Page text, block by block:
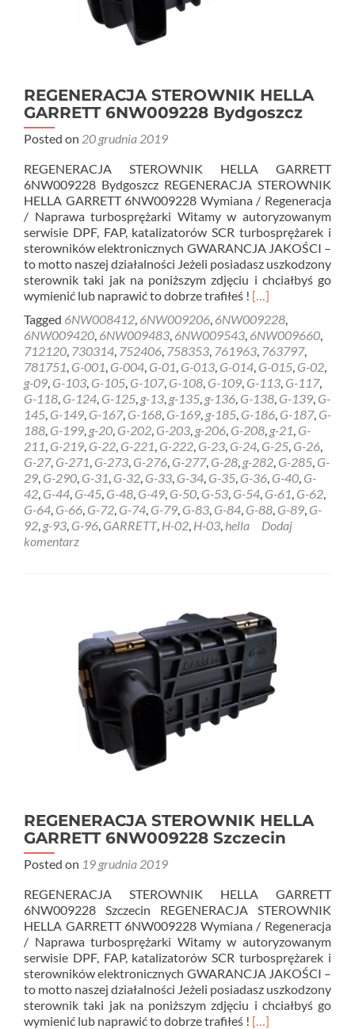
REGENERACJA STEROWNIK HELLA
GARRETT 6NW009228 Bydgoszcz
Posted on 20 grudnia 2019
REGENERACJA STEROWNIK HELLA GARRETT
6NW009228 Bydgoszcz REGENERACJA STEROWNIK
HELLA GARRETT 6NW009228 Wymiana / Regeneracja
/ Naprawa turbosprężarki Witamy w autoryzowanym
serwisie DPF, FAP, katalizatorów SCR turbosprężarek i
sterowników elektronicznych GWARANCJA JAKOŚCI –
to motto naszej działalności Jeżeli posiadasz uszkodzony
sterownik taki jak na poniższym zdjęciu i chciałbyś go
wymienić lub naprawić to dobrze trafiłeś ! Read
about
REGENERACJA
STEROWNIK
HELLA
GARRETT
6NW009228
Bydgoszcz
[…]
Tagged 6NW008412, 6NW009206, 6NW009228,
6NW009420, 6NW009483, 6NW009543, 6NW009660,
712120, 730314, 752406, 758353, 761963, 763797,
781751, G-001, G-004, G-01, G-013, G-014, G-015, G-02,
g-09, G-103, G-105, G-107, G-108, G-109, G-113, G-117,
G-118, G-124, G-125, g-13, g-135, g-136, G-138, G-139, G-
145, G-149, G-167, G-168, G-169, g-185, G-186, G-187, G-
188, G-199, g-20, G-202, G-203, g-206, G-208, g-21, G-
211, G-219, G-22, G-221, G-222, G-23, G-24, G-25, G-26,
G-27, G-271, G-273, G-276, G-277, G-28, g-282, G-285, G-
29, G-290, G-31, G-32, G-33, G-34, G-35, G-36, G-40, G-
42, G-44, G-45, G-48, G-49, G-50, G-53, G-54, G-61, G-62,
G-64, G-66, G-72, G-74, G-79, G-83, G-84, G-88, G-89, G-
92, g-93, G-96, GARRETT, H-02, H-03, hella
Dodaj
komentarz
REGENERACJA STEROWNIK HELLA
GARRETT 6NW009228 Szczecin
Posted on 19 grudnia 2019
REGENERACJA STEROWNIK HELLA GARRETT
6NW009228 Szczecin REGENERACJA STEROWNIK
HELLA GARRETT 6NW009228 Wymiana / Regeneracja
/ Naprawa turbosprężarki Witamy w autoryzowanym
serwisie DPF, FAP, katalizatorów SCR turbosprężarek i
sterowników elektronicznych GWARANCJA JAKOŚCI –
to motto naszej działalności Jeżeli posiadasz uszkodzony
sterownik taki jak na poniższym zdjęciu i chciałbyś go
wymienić lub naprawić to dobrze trafiłeś ! Read
[…]